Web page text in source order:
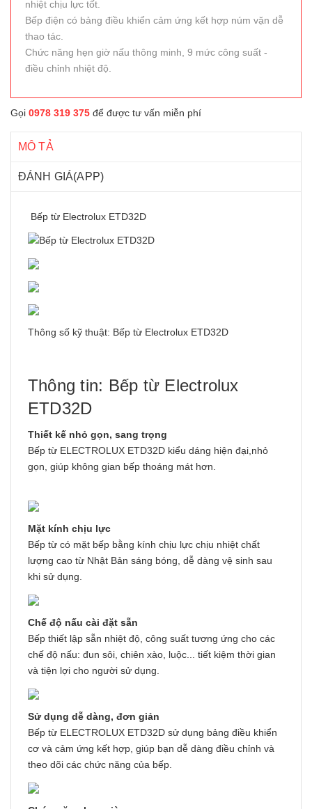
nhiệt chịu lực tốt.
Bếp điện có bảng điều khiển cảm ứng kết hợp núm vặn dễ
thao tác.
Chức năng hẹn giờ nấu thông minh, 9 mức công suất -
điều chỉnh nhiệt độ.
Gọi 0978 319 375 để được tư vấn miễn phí
MÔ TẢ
ĐÁNH GIÁ(APP)
Bếp từ Electrolux ETD32D
Thông số kỹ thuật: Bếp từ Electrolux ETD32D
Thông tin: Bếp từ Electrolux
ETD32D
Thiết kế nhỏ gọn, sang trọng
Bếp từ ELECTROLUX ETD32D kiểu dáng hiện đại,nhỏ
gọn, giúp không gian bếp thoáng mát hơn.
Mặt kính chịu lực
Bếp từ có mặt bếp bằng kính chịu lực chịu nhiệt chất
lượng cao từ Nhật Bản sáng bóng, dễ dàng vệ sinh sau
khi sử dụng.
Chế độ nấu cài đặt sẵn
Bếp thiết lập sẵn nhiệt độ, công suất tương ứng cho các
chế độ nấu: đun sôi, chiên xào, luộc... tiết kiệm thời gian
và tiện lợi cho người sử dụng.
Sử dụng dễ dàng, đơn giản
Bếp từ ELECTROLUX ETD32D sử dụng bảng điều khiển
cơ và cảm ứng kết hợp, giúp bạn dễ dàng điều chỉnh và
theo dõi các chức năng của bếp.